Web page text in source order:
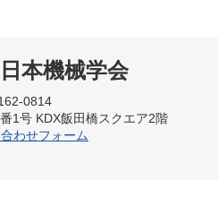
日本機械学会
0814
1号 KDX飯田橋スクエア2階
わせフォーム